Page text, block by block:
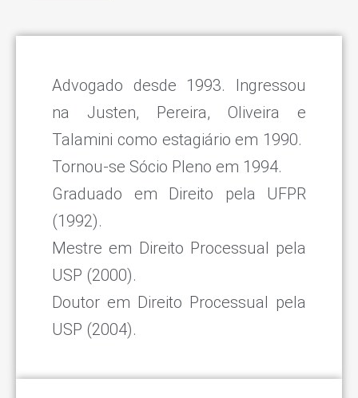
Advogado desde 1993. Ingressou
na Justen, Pereira, Oliveira e
Talamini como estagiário em 1990.
Tornou-se Sócio Pleno em 1994.
Graduado em Direito pela UFPR
(1992).
Mestre em Direito Processual pela
USP (2000).
Doutor em Direito Processual pela
USP (2004).